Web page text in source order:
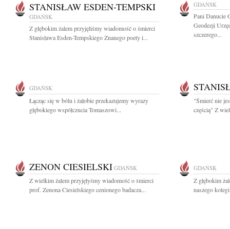
STANISŁAW ESDEN-TEMPSKI
GDAŃSK
Z głębokim żalem przyjęliśmy wiadomość o śmierci
Stanisława Esden-Tempskiego Znanego poety i...
GDAŃSK
Pani Danucie
Geodezji
szczerego...
GDAŃSK
Łącząc się w bólu i żałobie przekazujemy wyrazy
głębokiego współczucia Tomaszowi...
"Śmierć nie
częścią" Z
ZENON CIESIELSKI GDAŃSK
Z wielkim żalem przyjęłyśmy wiadomość o śmierci
prof. Zenona Ciesielskiego cenionego badacza...
GDAŃSK
Z głębokim
naszego